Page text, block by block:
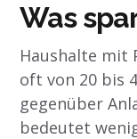
Was
Haushalte mit
oft von 20 bis
gegenüber
bedeutet